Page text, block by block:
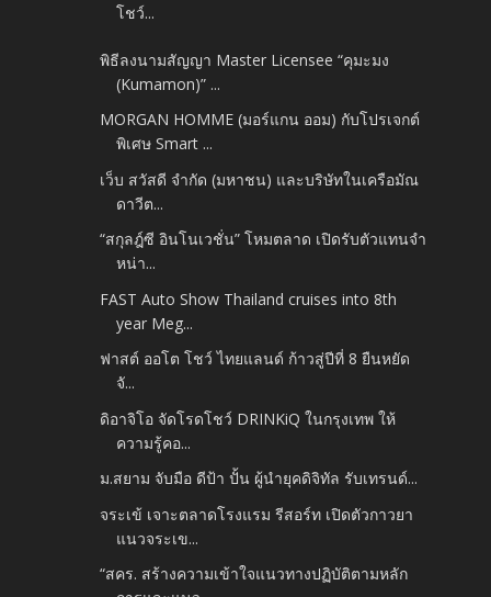
โชว์...
พิธีลงนามสัญญา Master Licensee “คุมะมง
(Kumamon)” ...
MORGAN HOMME (มอร์แกน ออม) กับโปรเจกต์
พิเศษ Smart ...
เว็บ สวัสดี จำกัด (มหาชน) และบริษัทในเครือมัณ
ดาวีต...
“สกุลฎ์ซี อินโนเวชั่น” โหมตลาด เปิดรับตัวแทนจำ
หน่า...
FAST Auto Show Thailand cruises into 8th
year Meg...
ฟาสต์ ออโต โชว์ ไทยแลนด์ ก้าวสู่ปีที่ 8 ยืนหยัด
จั...
ดิอาจิโอ จัดโรดโชว์ DRINKiQ ในกรุงเทพ ให้
ความรู้คอ...
ม.สยาม จับมือ ดีป้า ปั้น ผู้นำยุคดิจิทัล รับเทรนด์...
จระเข้ เจาะตลาดโรงแรม รีสอร์ท เปิดตัวกาวยา
แนวจระเข...
“สคร. สร้างความเข้าใจแนวทางปฏิบัติตามหลัก